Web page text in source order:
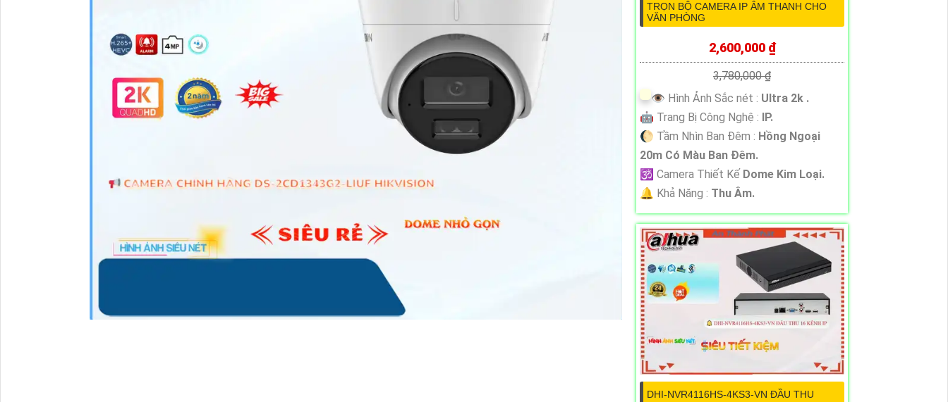
TRỌN BỘ CAMERA IP ÂM THANH CHO
VĂN PHÒNG
2,600,000 ₫
3,780,000 ₫
👁 Hình Ảnh Sắc nét : Ultra 2k .
🤖️ Trang Bị Công Nghệ :
IP.
🌔 Tầm Nhìn Ban Đêm : Hồng Ngoại
20m Có Màu Ban Đêm.
🕉️ Camera Thiết Kế Dome Kim Loại.
️🔔 Khả Năng : Thu Âm.
DHI-NVR4116HS-4KS3-VN ĐẦU THU